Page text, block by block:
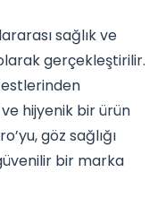
sağlık ve
gerçekleştirilir.
hijyenik bir ürün
göz sağlığı
bir marka